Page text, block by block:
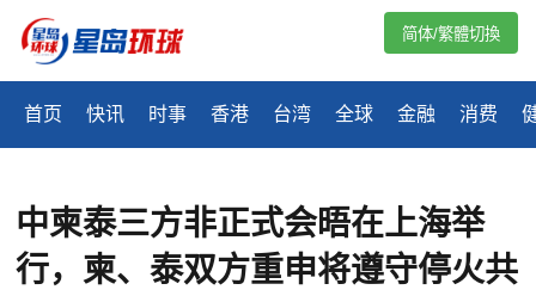
首页 快讯 时事 香港 台湾 全球 金融 消费
简体/繁體切換
中柬泰三方非正式会晤在上海举
行，柬、泰双方重申将遵守停火共